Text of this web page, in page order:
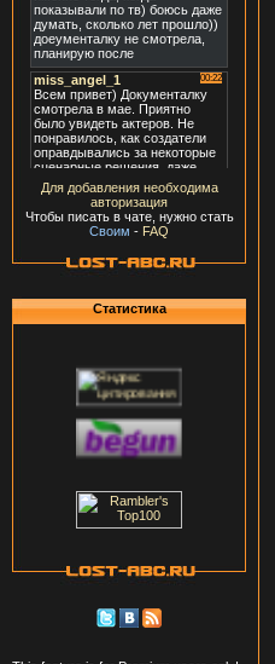
Для добавления необходима
авторизация
Чтобы писать в чате, нужно стать
Своим - FAQ
Статистика